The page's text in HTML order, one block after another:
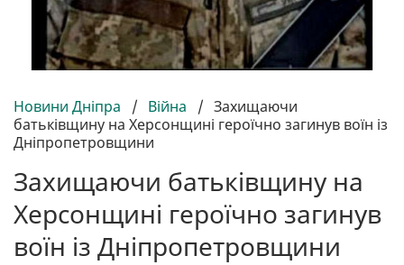
Новини Дніпра / Війна / Захищаючи
батьківщину на Херсонщині героїчно загинув воїн із
Дніпропетровщини
Захищаючи батьківщину на
Херсонщині героїчно загинув
воїн із Дніпропетровщини